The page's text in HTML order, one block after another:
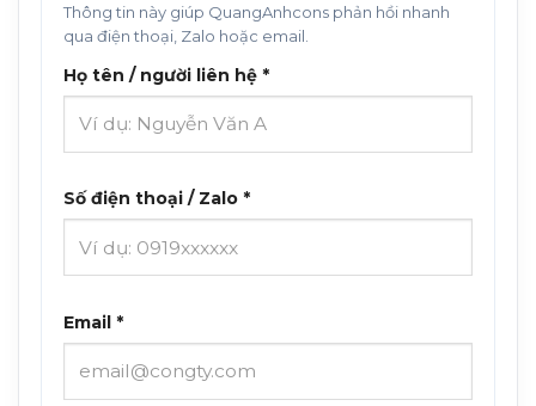
Thông tin này giúp QuangAnhcons phản hồi nhanh
qua điện thoại, Zalo hoặc email.
Họ tên / người liên hệ *
Số điện thoại / Zalo *
Email *